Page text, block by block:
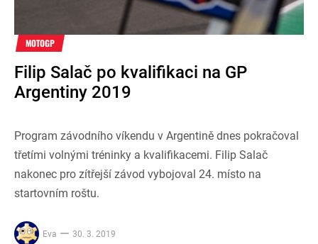
MOTOGP
Filip Salač po kvalifikaci na GP
Argentiny 2019
Program závodního víkendu v Argentině dnes pokračoval
třetími volnými tréninky a kvalifikacemi. Filip Salač
nakonec pro zítřejší závod vybojoval 24. místo na
startovním roštu.
Eva 30. 3. 2019